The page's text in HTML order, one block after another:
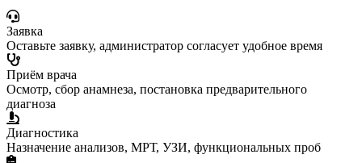
Заявка
Оставьте заявку, администратор согласует удобное время
Приём врача
Осмотр, сбор анамнеза, постановка предварительного
диагноза
Диагностика
Назначение анализов, МРТ, УЗИ, функциональных проб